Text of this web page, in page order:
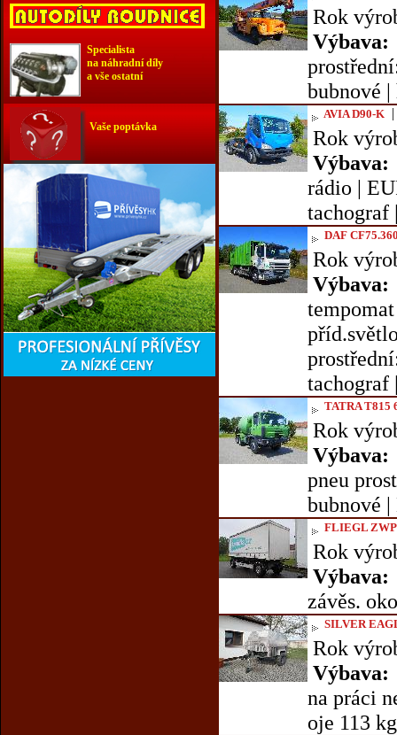
Specialista
na náhradní díly
a vše ostatní
Vaše poptávka
Rok
Výbava:
bubnové
AVIA D90-K |
Rok
Výbava:
rádio |
tachograf
DAF
Rok
Výbava:
tachograf
TATRA T815
Rok
Výbava:
pneu
bubnové
FLIEGL ZWP
Rok
Výbava:
závěs.
SILVER
Rok
Výbava:
na práci
oje 113